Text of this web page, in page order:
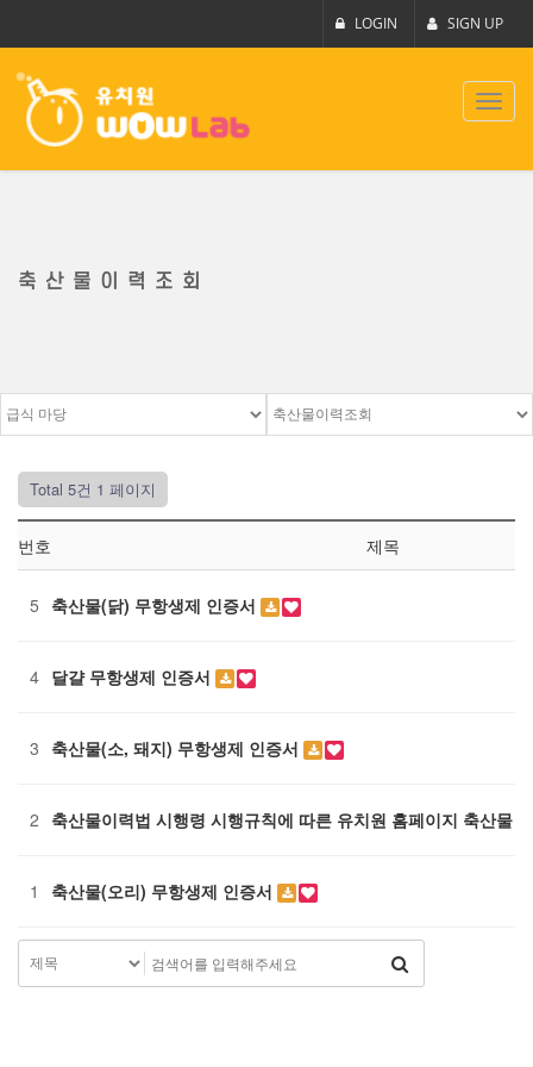
LOGIN SIGN UP
축산물이력조회
Total 5건 1 페이지
번호 제목
5 축산물(닭) 무항생제 인증서
4 달걀 무항생제 인증서
3 축산물(소, 돼지) 무항생제 인증서
2 축산물이력법 시행령 시행규칙에 따른 유치원 홈페이지 축산물
1 축산물(오리) 무항생제 인증서